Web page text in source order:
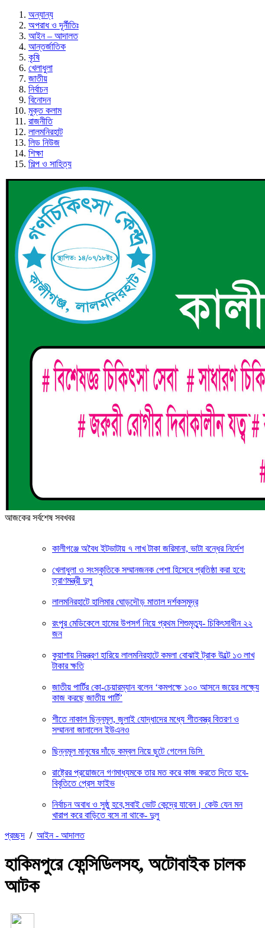
অন্যান্য
অপরাধ ও দূর্নীতিঃ
আইন – আদালত
আন্তর্জাতিক
কৃষি
খেলাধুলা
জাতীয়
নির্বাচন
বিনোদন
মুক্ত কলাম
রাজনীতি
লালমনিরহাট
লিড নিউজ
শিক্ষা
শিল্প ও সাহিত্য
আজকের সর্বশেষ সবখবর
কালীগঞ্জে অবৈধ ইটভাটায় ৭ লাখ টাকা জরিমানা, ভাটা বন্ধের নির্দেশ
খেলাধুলা ও সংস্কৃতিকে সম্মানজনক পেশা হিসেবে প্রতিষ্ঠা করা হবে:
ত্রাণমন্ত্রী দুলু
লালমনিরহাটে হালিমার ঘোড়দৌড় মাতাল দর্শকসমুদ্র
রংপুর মেডিকেলে হামের উপসর্গ নিয়ে প্রথম শিশুমৃত্যু- চিকিৎসাধীন ২২
জন
কুয়াশায় নিয়ন্ত্রণ হারিয়ে লালমনিরহাটে কমলা বোঝাই ট্রাক উল্টে ১৩ লাখ
টাকার ক্ষতি
জাতীয় পার্টির কো-চেয়ারম্যান বলেন ‘কমপক্ষে ১০০ আসনে জয়ের লক্ষ্যে
কাজ করছে জাতীয় পার্টি’
শীতে নাকাল ছিন্নমূল, জুলাই যোদ্ধাদের মধ্যে শীতবস্ত্র বিতরণ ও
সম্মাননা জানালেন ইউএনও
ছিন্নমূল মানুষের দাঁড়ে কম্বল নিয়ে ছুটে গেলেন ডিসি
রাষ্ট্রের প্রয়োজনে গণমাধ্যমকে তার মত করে কাজ করতে দিতে হবে-
বিবৃতিতে প্রেস ফাইভ
নির্বাচন অবাধ ও সুষ্ঠু হবে,সবাই ভোট কেন্দ্রে যাবেন। কেউ যেন মন
খারাপ করে বাড়িতে বসে না থাকে- দুলু
প্রচ্ছদ / আইন - আদালত
হাকিমপুরে ফেন্সিডিলসহ, অটোবাইক চালক
আটক